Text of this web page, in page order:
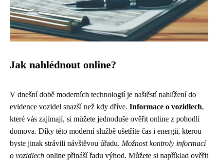
Jak nahlédnout online?
V dnešní době moderních technologií je naštěstí nahlížení do
evidence vozidel snazší než kdy dříve. Informace o vozidlech,
které vás zajímají, si můžete jednoduše ověřit online z pohodlí
domova. Díky této moderní službě ušetříte čas i energii, kterou
byste jinak strávili návštěvou úřadu. Možnost kontroly informací
o vozidlech online přináší řadu výhod. Můžete si například ověřit